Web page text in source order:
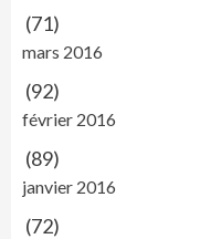
(71)
mars 2016
(92)
février 2016
(89)
janvier 2016
(72)